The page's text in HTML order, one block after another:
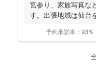
宮参り、家族写真な
す。出張地域は仙台
予約承諾率： 93%